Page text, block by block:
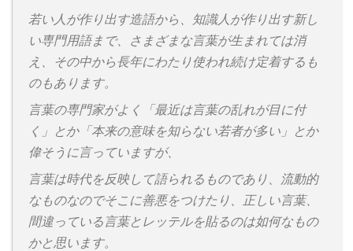
若い人が作り出す造語から、知識人が作り出す新し
い専門用語まで、さまざまな言葉が生まれては消
え、その中から長年にわたり使われ続け定着するも
のもあります。
言葉の専門家がよく「最近は言葉の乱れが目に付
く」とか「本来の意味を知らない若者が多い」とか
偉そうに言っていますが、
言葉は時代を反映して語られるものであり、流動的
なものなのでそこに善悪をつけたり、正しい言葉、
間違っている言葉とレッテルを貼るのは如何なもの
かと思います。